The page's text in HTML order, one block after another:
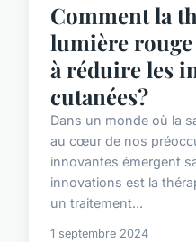
Comment la
lumière
à réduire les
cutanées?
Dans un monde où la
au cœur de nos
innovantes émergent
innovations est la
un traitement...
1 septembre 2024